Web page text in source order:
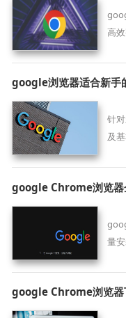
高
google浏览器适合新手
针
及
google Chrome浏览器
量
证
google Chrome浏览器